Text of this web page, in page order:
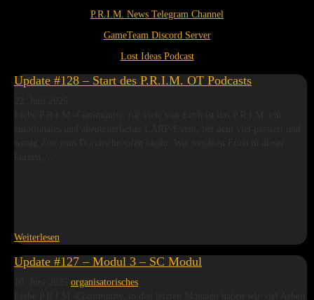
P.R.I.M. News Telegram Channel
GameTeam Discord Server
Lost Ideas Podcast
Update #128 – Start des P.R.I.M. OT Podcasts
Weiterlesen
Update #127 – Modul 3 – SC Modul
organisatorisches